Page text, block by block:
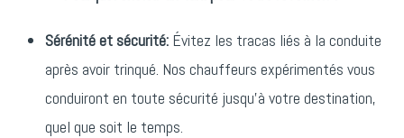
Sérénité et sécurité: Évitez les tracas liés à la conduite
après avoir trinqué. Nos chauffeurs expérimentés vous
conduiront en toute sécurité jusqu’à votre destination,
quel que soit le temps.